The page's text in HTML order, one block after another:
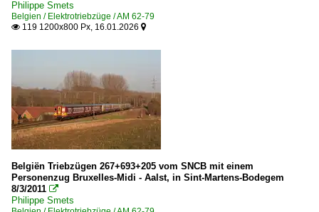
TGV PBKA ·Thalys·Eurostar· Rame 4341-4346
Strecken
Linn 50 Luxembourg – Kleinbettingen (– Arlon)
Niederlande
Bahnhöfe
Maastricht
Philippe Smets
Belgien / Elektrotriebzüge / AM 62-79
 119 1200x800 Px, 16.01.2026 
Belgiën Triebzügen 267+693+205 vom SNCB mit einem
Personenzug Bruxelles-Midi - Aalst, in Sint-Martens-Bodegem
8/3/2011 
Philippe Smets